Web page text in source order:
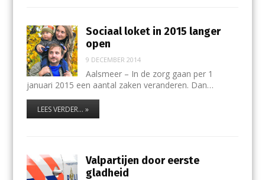
Sociaal loket in 2015 langer
open
9 DECEMBER 2014
Aalsmeer – In de zorg gaan per 1
januari 2015 een aantal zaken veranderen. Dan…
LEES VERDER... »
Valpartijen door eerste
gladheid